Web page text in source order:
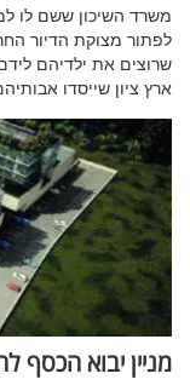
משרד השיכון ששם לו
לפתור מצוקת הדיור
שרוצים את ילדיהם
ארץ ציון שייסדו
מניין יבוא הכסף